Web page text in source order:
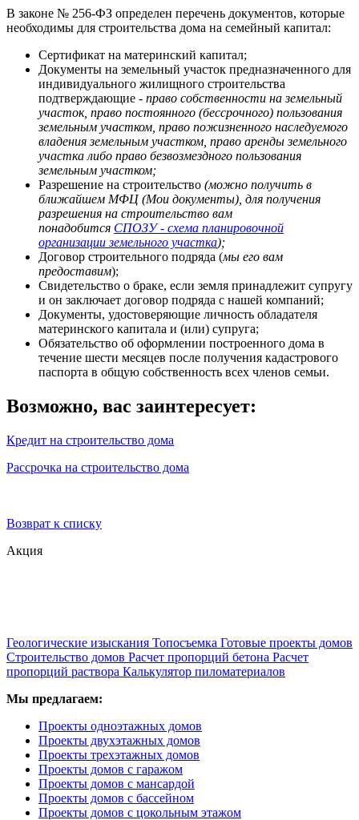
В законе № 256-ФЗ определен перечень документов, которые
необходимы для строительства дома на семейный капитал:
Сертификат на материнский капитал;
Документы на земельный участок предназначенного для
индивидуального жилищного строительства
подтверждающие - право собственности на земельный
участок, право постоянного (бессрочного) пользования
земельным участком, право пожизненного наследуемого
владения земельным участком, право аренды земельного
участка либо право безвозмездного пользования
земельным участком;
Разрешение на строительство (можно получить в
ближайшем МФЦ (Мои документы), для получения
разрешения на строительство вам
понадобится СПОЗУ - схема планировочной
организации земельного участка);
Договор строительного подряда (мы его вам
предоставим);
Свидетельство о браке, если земля принадлежит супругу
и он заключает договор подряда с нашей компаний;
Документы, удостоверяющие личность обладателя
материнского капитала и (или) супруга;
Обязательство об оформлении построенного дома в
течение шести месяцев после получения кадастрового
паспорта в общую собственность всех членов семьи.
Возможно, вас заинтересует:
Кредит на строительство дома
Рассрочка на строительство дома
Возврат к списку
Акция
Геологические изыскания Топосъемка Готовые проекты домов
Строительство домов Расчет пропорций бетона Расчет
пропорций раствора Калькулятор пиломатериалов
Мы предлагаем:
Проекты одноэтажных домов
Проекты двухэтажных домов
Проекты трехэтажных домов
Проекты домов с гаражом
Проекты домов с мансардой
Проекты домов с бассейном
Проекты домов с цокольным этажом